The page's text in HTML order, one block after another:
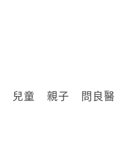
兒童 親子 問良醫